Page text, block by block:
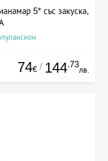
5* със закуска,
74€ / 144.73
лв.